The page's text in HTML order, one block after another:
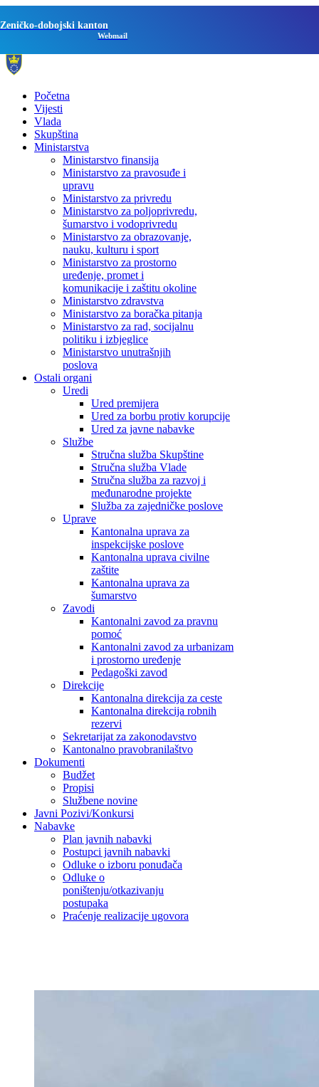
Zeničko-dobojski kanton
Webmail
Početna
Vijesti
Vlada
Skupština
Ministarstva
Ministarstvo finansija
Ministarstvo za pravosuđe i
upravu
Ministarstvo za privredu
Ministarstvo za poljoprivredu,
šumarstvo i vodoprivredu
Ministarstvo za obrazovanje,
nauku, kulturu i sport
Ministarstvo za prostorno
uređenje, promet i
komunikacije i zaštitu okoline
Ministarstvo zdravstva
Ministarstvo za boračka pitanja
Ministarstvo za rad, socijalnu
politiku i izbjeglice
Ministarstvo unutrašnjih
poslova
Ostali organi
Uredi
Ured premijera
Ured za borbu protiv korupcije
Ured za javne nabavke
Službe
Stručna služba Skupštine
Stručna služba Vlade
Stručna služba za razvoj i
međunarodne projekte
Služba za zajedničke poslove
Uprave
Kantonalna uprava za
inspekcijske poslove
Kantonalna uprava civilne
zaštite
Kantonalna uprava za
šumarstvo
Zavodi
Kantonalni zavod za pravnu
pomoć
Kantonalni zavod za urbanizam
i prostorno uređenje
Pedagoški zavod
Direkcije
Kantonalna direkcija za ceste
Kantonalna direkcija robnih
rezervi
Sekretarijat za zakonodavstvo
Kantonalno pravobranilaštvo
Dokumenti
Budžet
Propisi
Službene novine
Javni Pozivi/Konkursi
Nabavke
Plan javnih nabavki
Postupci javnih nabavki
Odluke o izboru ponuđača
Odluke o
poništenju/otkazivanju
postupaka
Praćenje realizacije ugovora